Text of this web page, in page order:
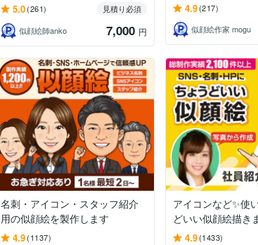
5.0(261)
見積り必須
似顔絵師anko
7,000 円
4.9(217)
似顔絵作家 mogu
名刺・アイコン・スタッフ紹介
用の似顔絵を製作します
4.9(1137)
アイコンなど✨使
どいい似顔絵描き
4.9(1433)